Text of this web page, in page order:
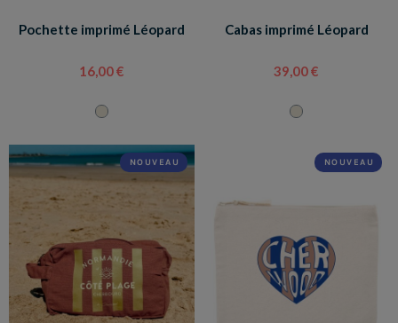
Pochette imprimé Léopard
16,00 €
Cabas imprimé Léopard
39,00 €
NOUVEAU NOUVEAU